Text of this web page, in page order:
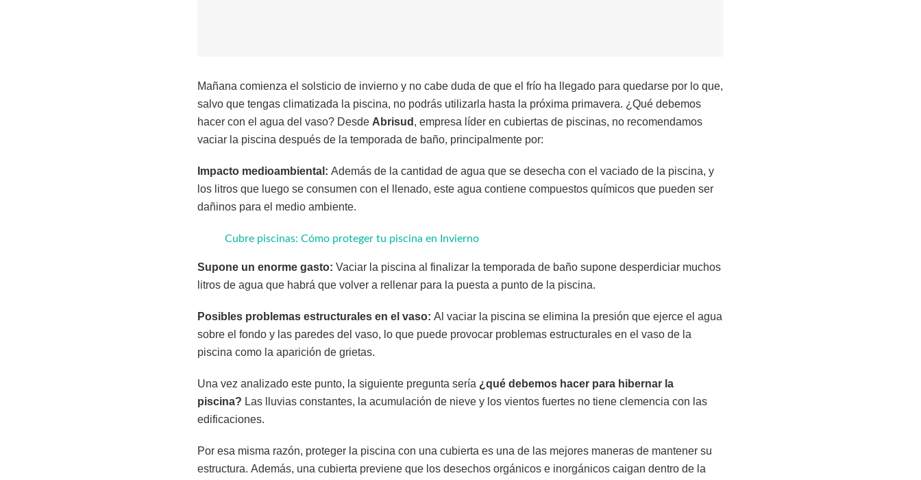
Mañana comienza el solsticio de invierno y no cabe duda de que el frío ha llegado para quedarse por lo que,
salvo que tengas climatizada la piscina, no podrás utilizarla hasta la próxima primavera. ¿Qué debemos
hacer con el agua del vaso? Desde Abrisud , empresa líder en cubiertas de piscinas, no recomendamos
vaciar la piscina después de la temporada de baño, principalmente por:
Impacto medioambiental: Además de la cantidad de agua que se desecha con el vaciado de la piscina, y
los litros que luego se consumen con el llenado, este agua contiene compuestos químicos que pueden ser
dañinos para el medio ambiente.
Cubre piscinas: Cómo proteger tu piscina en Invierno
Supone un enorme gasto: Vaciar la piscina al finalizar la temporada de baño supone desperdiciar muchos
litros de agua que habrá que volver a rellenar para la puesta a punto de la piscina.
Posibles problemas estructurales en el vaso: Al vaciar la piscina se elimina la presión que ejerce el agua
sobre el fondo y las paredes del vaso, lo que puede provocar problemas estructurales en el vaso de la
piscina como la aparición de grietas.
Una vez analizado este punto, la siguiente pregunta sería ¿qué debemos hacer para hibernar la
piscina? Las lluvias constantes, la acumulación de nieve y los vientos fuertes no tiene clemencia con las
edificaciones.
Por esa misma razón, proteger la piscina con una cubierta es una de las mejores maneras de mantener su
estructura. Además, una cubierta previene que los desechos orgánicos e inorgánicos caigan dentro de la